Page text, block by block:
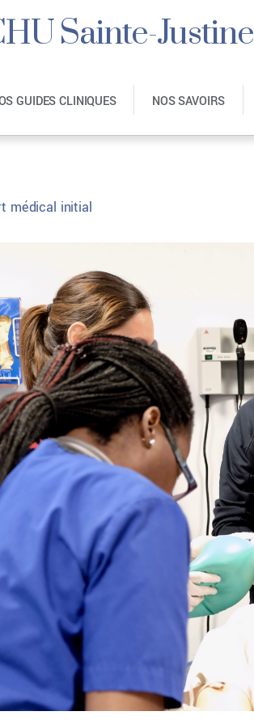
Sainte-Justine
GUIDES CLINIQUES NOS SAVOIRS
médical initial